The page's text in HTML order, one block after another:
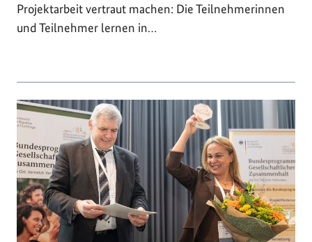
Projektarbeit vertraut machen: Die Teilnehmerinnen
und Teilnehmer lernen in…